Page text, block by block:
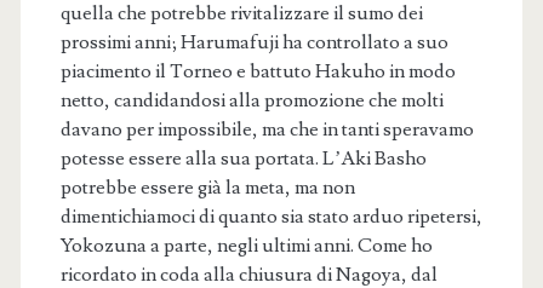
quella che potrebbe rivitalizzare il sumo dei
prossimi anni; Harumafuji ha controllato a suo
piacimento il Torneo e battuto Hakuho in modo
netto, candidandosi alla promozione che molti
davano per impossibile, ma che in tanti speravamo
potesse essere alla sua portata. L’Aki Basho
potrebbe essere già la meta, ma non
dimentichiamoci di quanto sia stato arduo ripetersi,
Yokozuna a parte, negli ultimi anni. Come ho
ricordato in coda alla chiusura di Nagoya, dal